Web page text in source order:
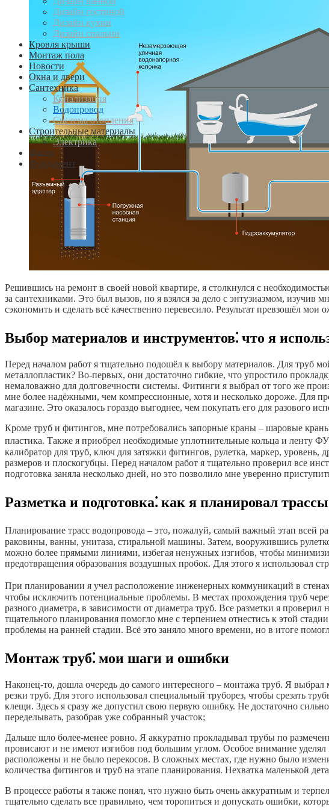
Дизайн гостиной
Дизайн кухни
Дизайн спальни
Кровля крыши
Монтаж пола
Новости
Окна и двери
Сантехника
Канализация
Водопровод
Система отопления
Строительные материалы
Электрика
Фасад
Фундамент
Решившись на ремонт в своей новой квартире, я столкнулся с
за сантехниками. Это был вызов, но я взялся за дело с энтузиазмом, изучив
сэкономить и сделать всё качественно перевесило. Результат превзошёл мои
Выбор материалов и инструментов⁚ что я
Перед началом работ я тщательно подошёл к выбору материалов. Для труб
металлопластик? Во-первых, они достаточно гибкие, что упростило
немаловажно для долговечности системы. Фитинги я выбрал от того же
мне более надёжными, чем компрессионные, хотя и несколько дороже. Для
магазине. Это оказалось гораздо выгоднее, чем покупать его для разового
Кроме труб и фитингов, мне потребовались запорные краны – шаровые
пластика. Также я приобрел необходимые уплотнительные кольца и ленту
калибратор для труб, ключ для затяжки фитингов, рулетка, маркер,
размеров и плоскогубцы. Перед началом работ я тщательно проверил все
подготовка заняла несколько дней, но это позволило мне уверенно
Разметка и подготовка⁚ как я планировал трассы
Планирование трасс водопровода – это, пожалуй, самый важный этап всей
раковины, ванны, унитаза, стиральной машины. Затем, вооружившись
можно более прямыми линиями, избегая ненужных изгибов, чтобы
предотвращения образования воздушных пробок. Для этого я использовал
При планировании я учел расположение инженерных коммуникаций в
чтобы исключить потенциальные проблемы. В местах прохождения труб
разного диаметра, в зависимости от диаметра труб. Все разметки я
тщательного планирования помогло мне с терпением отнестись к этой
проблемы на ранней стадии. Всё это заняло много времени, но в итоге
Монтаж труб⁚ мои шаги и ошибки
Наконец-то, дошла очередь до самого интересного – монтажа труб. Я
резки труб. Для этого использовал специальный труборез, чтобы срезать
клещи. Здесь я сразу же допустил свою первую ошибку. Не достаточно
переделывать, разобрав уже собранный участок;
Дальше шло более-менее ровно. Я аккуратно прокладывал трубы по
провисают и не имеют изгибов под большим углом. Особое внимание
расположены и не было перекосов. В сложных местах, где нужно было
количества фитингов и труб на этапе планирования. Нехватка маленькой
В процессе работы я также понял, что нужно быть очень аккуратным и
тщательно сделать все правильно, чем торопиться и допускать ошибки,